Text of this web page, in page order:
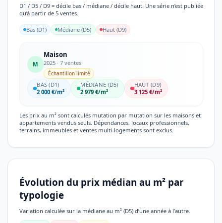
D1 / D5 / D9 = décile bas / médiane / décile haut. Une série n’est publiée
qu’à partir de 5 ventes.
Bas (D1) Médiane (D5) Haut (D9)
M
Maison
2025 · 7 ventes
Échantillon limité
BAS (D1)
2 000 €/m²
MÉDIANE (D5)
2 979 €/m²
HAUT (D9)
3 125 €/m²
Les prix au m² sont calculés mutation par mutation sur les maisons et
appartements vendus seuls. Dépendances, locaux professionnels,
terrains, immeubles et ventes multi-logements sont exclus.
Évolution du prix médian au m² par
typologie
Variation calculée sur la médiane au m² (D5) d’une année à l’autre.